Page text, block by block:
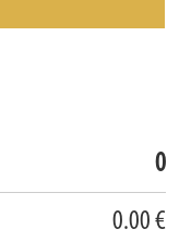
0
€
0.00